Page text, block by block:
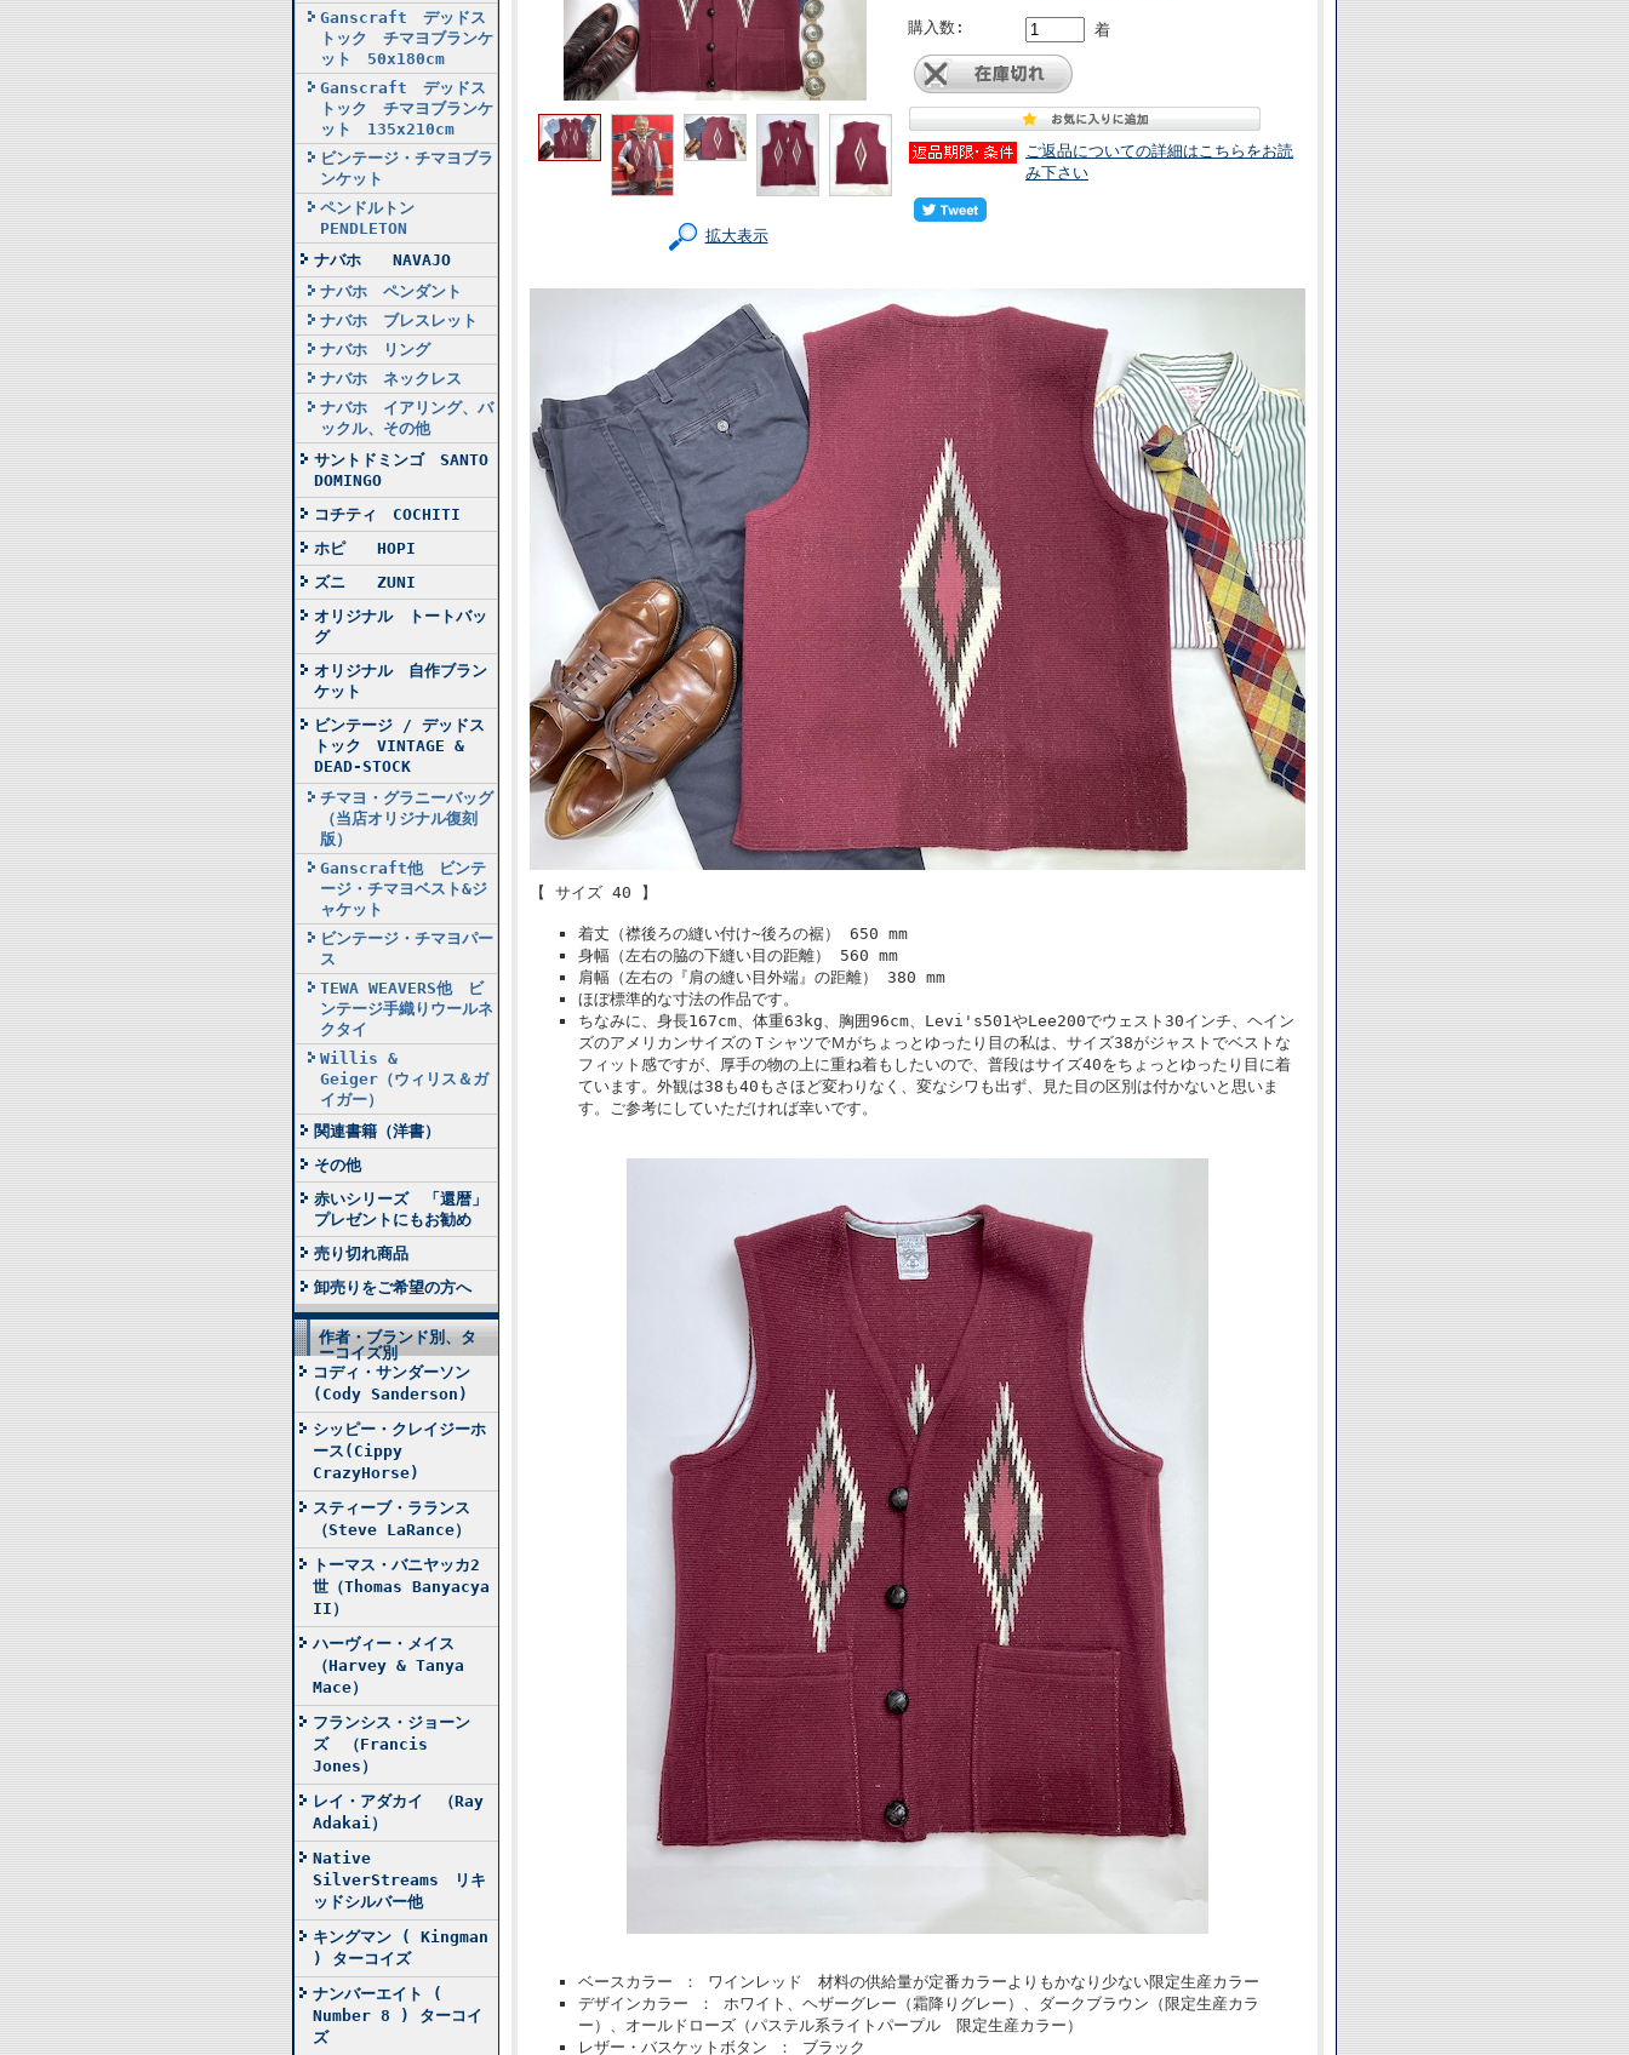
Ganscraft デッドス
トック チマヨブランケ
ット 50x180cm
Ganscraft デッドス
トック チマヨブランケ
ット 135x210cm
ビンテージ・チマヨブラ
ンケット
ペンドルトン
PENDLETON
ナバホ NAVAJO
ナバホ ペンダント
ナバホ ブレスレット
ナバホ リング
ナバホ ネックレス
ナバホ イアリング、バ
ックル、その他
サントドミンゴ SANTO
DOMINGO
コチティ COCHITI
ホピ HOPI
ズニ ZUNI
オリジナル トートバッ
グ
オリジナル 自作ブラン
ケット
ビンテージ / デッドス
トック VINTAGE &
DEAD-STOCK
チマヨ・グラニーバッグ
（当店オリジナル復刻
版）
Ganscraft他 ビンテ
ージ・チマヨベスト&ジ
ャケット
ビンテージ・チマヨパー
ス
TEWA WEAVERS他 ビ
ンテージ手織りウールネ
クタイ
Willis &
Geiger（ウィリス＆ガ
イガー）
関連書籍（洋書）
その他
赤いシリーズ 「還暦」
プレゼントにもお勧め
売り切れ商品
卸売りをご希望の方へ
作者・ブランド別、タ
ーコイズ別
コディ・サンダーソン
(Cody Sanderson)
シッピー・クレイジーホ
ース(Cippy
CrazyHorse)
スティーブ・ラランス
（Steve LaRance）
トーマス・バニヤッカ2
世（Thomas Banyacya
II）
ハーヴィー・メイス
（Harvey & Tanya
Mace）
フランシス・ジョーン
ズ （Francis
Jones）
レイ・アダカイ （Ray
Adakai）
Native
SilverStreams リキ
ッドシルバー他
キングマン ( Kingman
) ターコイズ
ナンバーエイト (
Number 8 ) ターコイ
ズ
拡大表示
購入数: 着
ご返品についての詳細はこちらをお読
み下さい
【 サイズ 40 】
着丈（襟後ろの縫い付け~後ろの裾） 650 mm
身幅（左右の脇の下縫い目の距離） 560 mm
肩幅（左右の『肩の縫い目外端』の距離） 380 mm
ほぼ標準的な寸法の作品です。
ちなみに、身長167cm、体重63kg、胸囲96cm、Levi's501やLee200でウェスト30インチ、ヘイン
ズのアメリカンサイズのＴシャツでＭがちょっとゆったり目の私は、サイズ38がジャストでベストな
フィット感ですが、厚手の物の上に重ね着もしたいので、普段はサイズ40をちょっとゆったり目に着
ています。外観は38も40もさほど変わりなく、変なシワも出ず、見た目の区別は付かないと思いま
す。ご参考にしていただければ幸いです。
ベースカラー ： ワインレッド 材料の供給量が定番カラーよりもかなり少ない限定生産カラー
デザインカラー ： ホワイト、ヘザーグレー（霜降りグレー）、ダークブラウン（限定生産カラ
ー）、オールドローズ（パステル系ライトパープル 限定生産カラー）
レザー・バスケットボタン ： ブラック